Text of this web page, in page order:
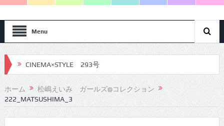
Menu
CINEMA×STYLE 293号
CINEMA×STYLE 292号
CINEMA×STYLE 291号
ホーム
松嶋えいみ ガールズ@コレクション
222_MATSUSHIMA_3